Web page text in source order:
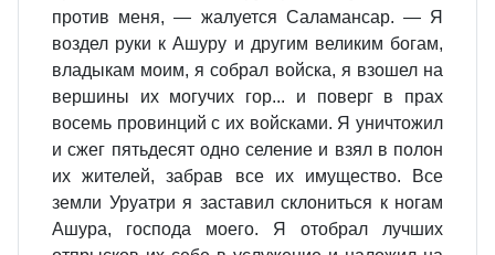
против меня, — жалуется Саламансар. — Я
воздел руки к Ашуру и другим великим богам,
владыкам моим, я собрал войска, я взошел на
вершины их могучих гор... и поверг в прах
восемь провинций с их войсками. Я уничтожил
и сжег пятьдесят одно селение и взял в полон
их жителей, забрав все их имущество. Все
земли Уруатри я заставил склониться к ногам
Ашура, господа моего. Я отобрал лучших